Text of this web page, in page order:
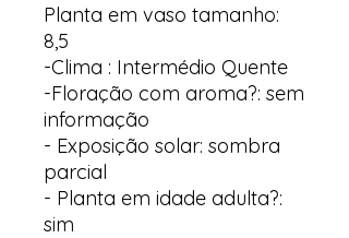
Planta em vaso tamanho:
8,5
-Clima : Intermédio Quente
-Floração com aroma?: sem
informação
- Exposição solar: sombra
parcial
- Planta em idade adulta?:
sim